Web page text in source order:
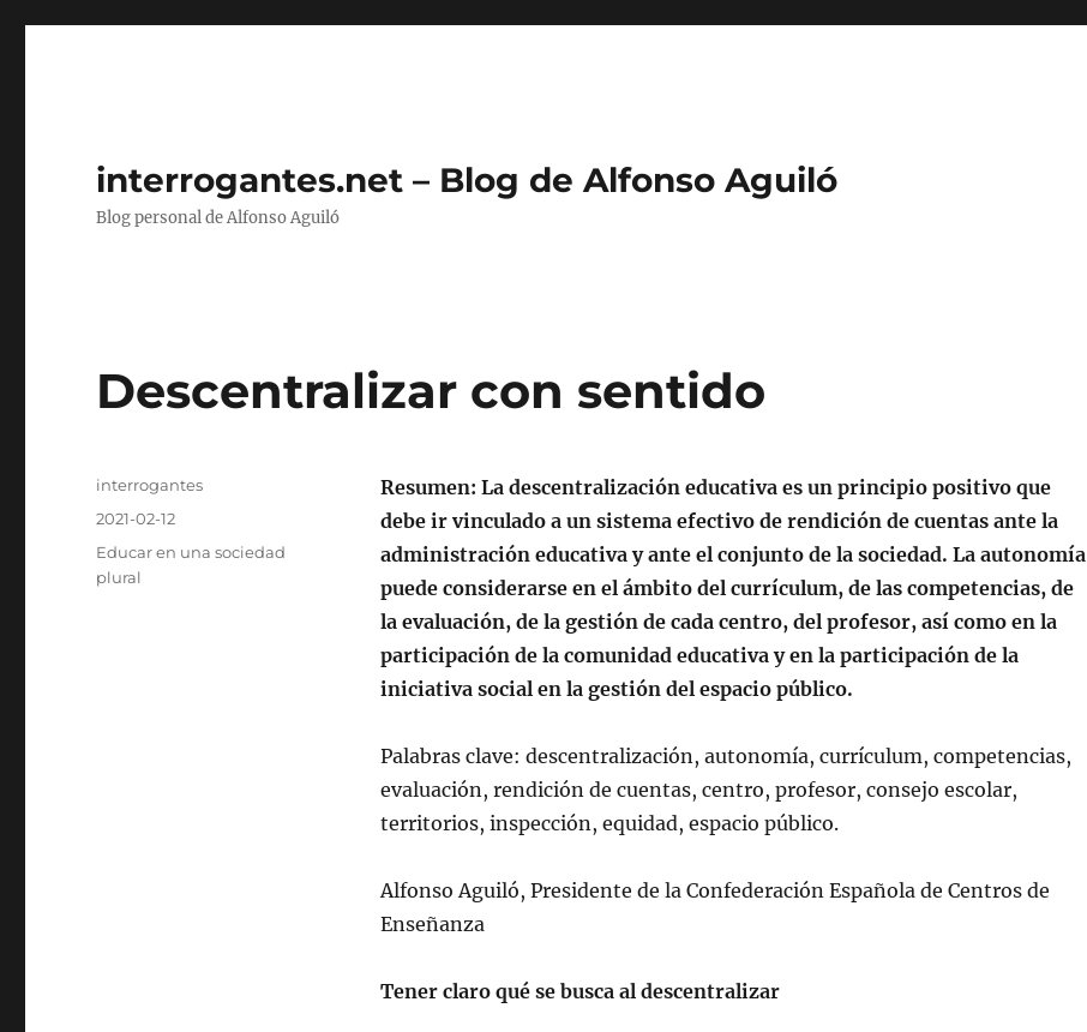
interrogantes.net – Blog de Alfonso Aguiló
Blog personal de Alfonso Aguiló
Descentralizar con sentido
Resumen: La descentralización educativa es un principio positivo que
debe ir vinculado a un sistema efectivo de rendición de cuentas ante la
administración educativa y ante el conjunto de la sociedad. La autonomía
puede considerarse en el ámbito del currículum, de las competencias, de
la evaluación, de la gestión de cada centro, del profesor, así como en la
participación de la comunidad educativa y en la participación de la
iniciativa social en la gestión del espacio público.
Palabras clave: descentralización, autonomía, currículum, competencias,
evaluación, rendición de cuentas, centro, profesor, consejo escolar,
territorios, inspección, equidad, espacio público.
Alfonso Aguiló, Presidente de la Confederación Española de Centros de
Enseñanza
Tener claro qué se busca al descentralizar
Autor
interrogantes
Publicado
2021-02-12
Categorías
Educar en una sociedad
plural